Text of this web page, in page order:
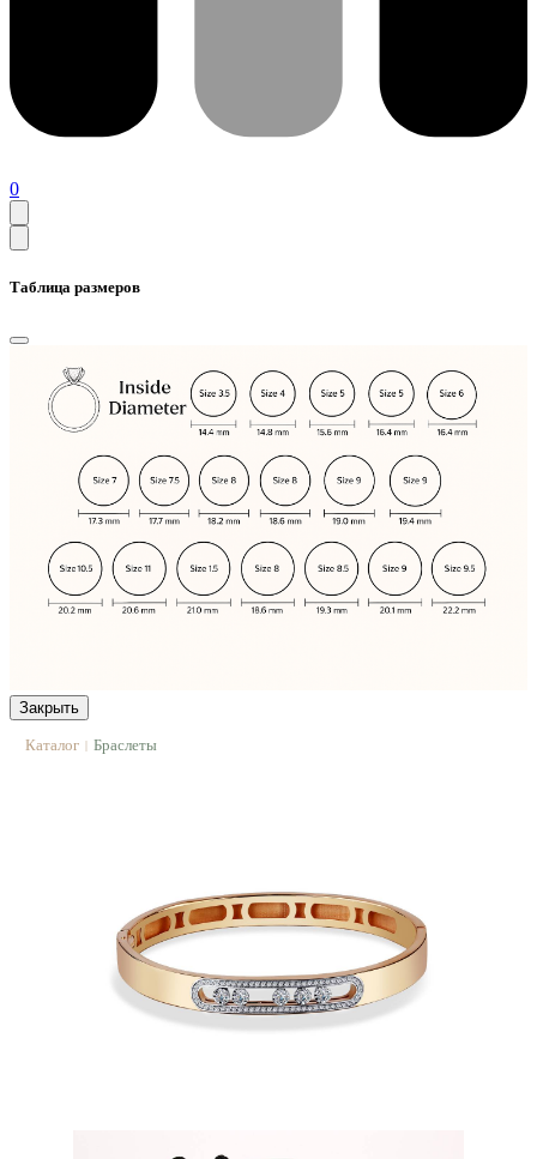
0
Таблица размеров
Закрыть
Каталог | Браслеты